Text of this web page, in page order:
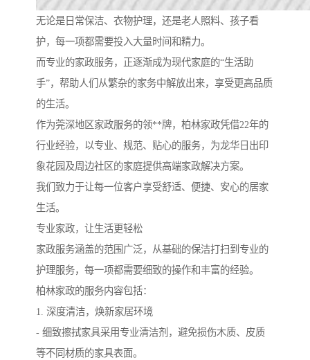
无论是日常保洁、衣物护理，还是老人照料、孩子看
护，每一项都需要投入大量时间和精力。
而专业的家政服务，正逐渐成为现代家庭的“生活助
手”，帮助人们从繁杂的家务中解放出来，享受更高品质
的生活。
作为莞深地区家政服务的领**牌，柏林家政凭借22年的
行业经验，以专业、规范、贴心的服务，为龙华日出印
象花园及周边社区的家庭提供高端家政解决方案。
我们致力于让每一位客户享受舒适、便捷、安心的居家
生活。
专业家政，让生活更轻松
家政服务涵盖的范围广泛，从基础的保洁打扫到专业的
护理服务，每一项都需要细致的操作和丰富的经验。
柏林家政的服务内容包括：
1. 深度清洁，焕新家居环境
- 细致擦拭家具采用专业清洁剂，避免损伤木质、皮质
等不同材质的家具表面。